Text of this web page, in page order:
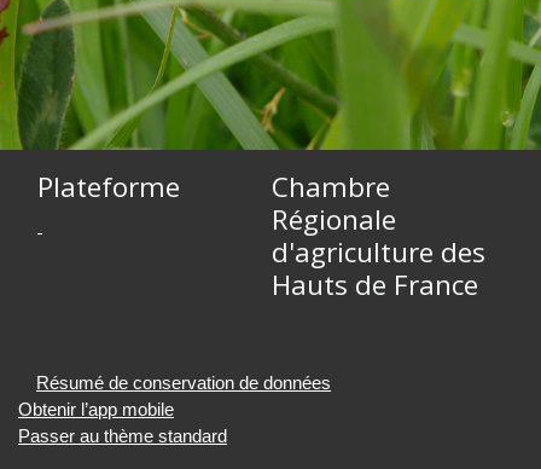
Plateforme
Chambre
Régionale
d'agriculture des
Hauts de France
Résumé de conservation de données
Obtenir l’app mobile
Passer au thème standard